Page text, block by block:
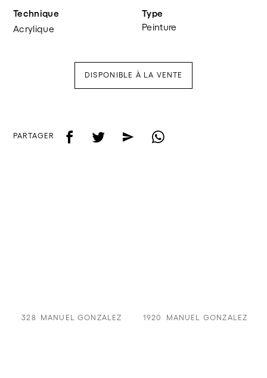
Technique
Acrylique
Type
Peinture
DISPONIBLE À LA VENTE
PARTAGER f t e w
328 MANUEL GONZALEZ 1920 MANUEL GONZALEZ